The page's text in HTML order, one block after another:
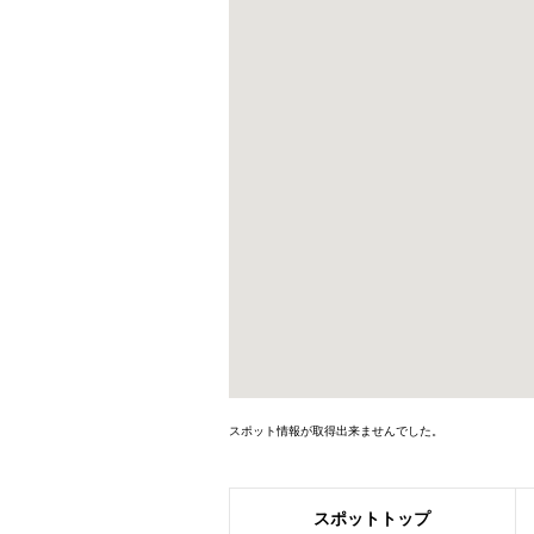
スポット情報が取得出来ませんでした。
スポット トップ